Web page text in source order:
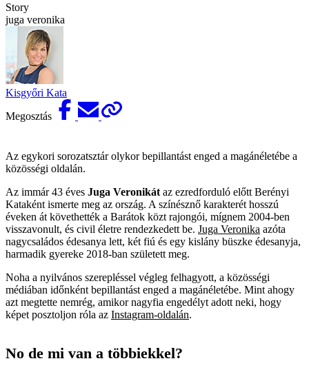
Story
juga veronika
Kisgyőri Kata
Megosztás
Az egykori sorozatsztár olykor bepillantást enged a magánéletébe a
közösségi oldalán.
Az immár 43 éves Juga Veronikát az ezredforduló előtt Berényi
Kataként ismerte meg az ország. A színésznő karakterét hosszú
éveken át követhették a Barátok közt rajongói, mígnem 2004-ben
visszavonult, és civil életre rendezkedett be. Juga Veronika azóta
nagycsaládos édesanya lett, két fiú és egy kislány büszke édesanyja,
harmadik gyereke 2018-ban született meg.
Noha a nyilvános szerepléssel végleg felhagyott, a közösségi
médiában időnként bepillantást enged a magánéletébe. Mint ahogy
azt megtette nemrég, amikor nagyfia engedélyt adott neki, hogy
képet posztoljon róla az Instagram-oldalán.
No de mi van a többiekkel?